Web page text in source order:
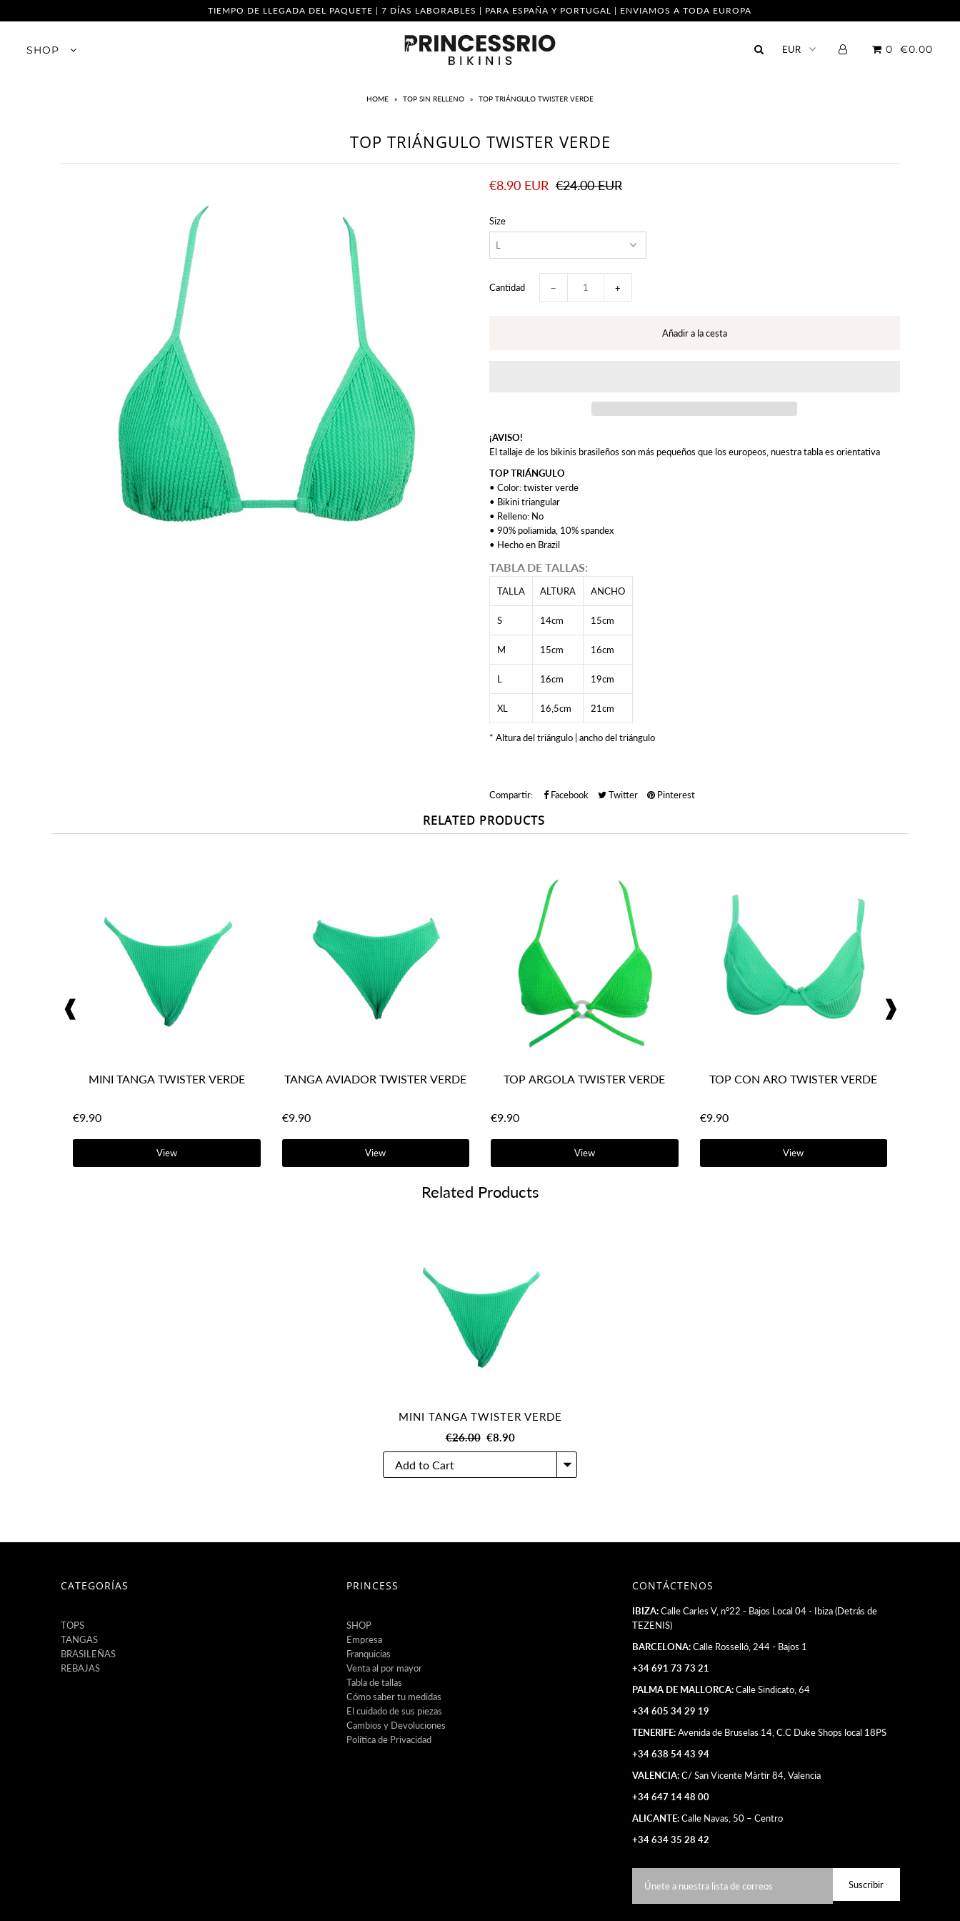
TIEMPO DE LLEGADA DEL PAQUETE | 7 DÍAS LABORABLES | PARA ESPAÑA Y PORTUGAL | ENVIAMOS A TODA EUROPA
SHOP 0 €0.00
HOME » TOP SIN RELLENO » TOP TRIÁNGULO TWISTER VERDE
TOP TRIÁNGULO TWISTER VERDE
€8.90 EUR €24.00 EUR
Size
Cantidad − +
¡AVISO!
El tallaje de los bikinis brasileños son más pequeños que los europeos, nuestra tabla es orientativa
TOP TRIÁNGULO
• Color: twister verde
• Bikini triangular
• Relleno: No
• 90% poliamida, 10% spandex
• Hecho en Brazil
TABLA DE TALLAS:
TALLA ALTURA ANCHO
S 14cm 15cm
M 15cm 16cm
L 16cm 19cm
XL 16,5cm 21cm
* Altura del triángulo | ancho del triángulo
Compartir: Facebook Twitter Pinterest
RELATED PRODUCTS
MINI TANGA TWISTER VERDE
€9.90
View
TANGA AVIADOR TWISTER VERDE
€9.90
View
TOP ARGOLA TWISTER VERDE
€9.90
View
TOP CON ARO TWISTER VERDE
€9.90
View
❰ ❱
Related Products
MINI TANGA TWISTER VERDE
€26.00 €8.90
CATEGORÍAS
TOPS
TANGAS
BRASILEÑAS
REBAJAS
PRINCESS
SHOP
Empresa
Franquicias
Venta al por mayor
Tabla de tallas
Cómo saber tu medidas
El cuidado de sus piezas
Cambios y Devoluciones
Política de Privacidad
CONTÁCTENOS
IBIZA:Calle Carles V, nº22 - Bajos Local 04 - Ibiza (Detrás de
TEZENIS)
BARCELONA:Calle Rosselló, 244 - Bajos 1
+34 691 73 73 21
PALMA DE MALLORCA:Calle Sindicato, 64
+34 605 34 29 19
TENERIFE:Avenida de Bruselas 14, C.C Duke Shops local 18PS
+34 638 54 43 94
VALENCIA:C/ San Vicente Màrtir 84, Valencia
+34 647 14 48 00
ALICANTE:Calle Navas, 50 – Centro
+34 634 35 28 42